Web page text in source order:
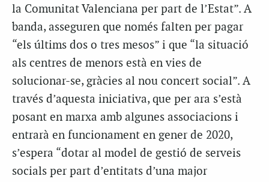
la Comunitat Valenciana per part de l’Estat”. A
banda, asseguren que només falten per pagar
“els últims dos o tres mesos” i que “la situació
als centres de menors està en vies de
solucionar-se, gràcies al nou concert social”. A
través d’aquesta iniciativa, que per ara s’està
posant en marxa amb algunes associacions i
entrarà en funcionament en gener de 2020,
s’espera “dotar al model de gestió de serveis
socials per part d’entitats d’una major